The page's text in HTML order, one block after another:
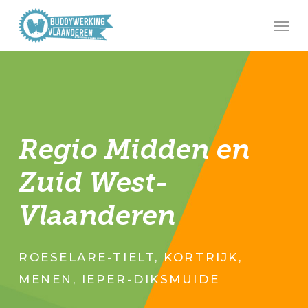
Regio Midden en
Zuid West-
Vlaanderen
ROESELARE-TIELT, KORTRIJK,
MENEN, IEPER-DIKSMUIDE